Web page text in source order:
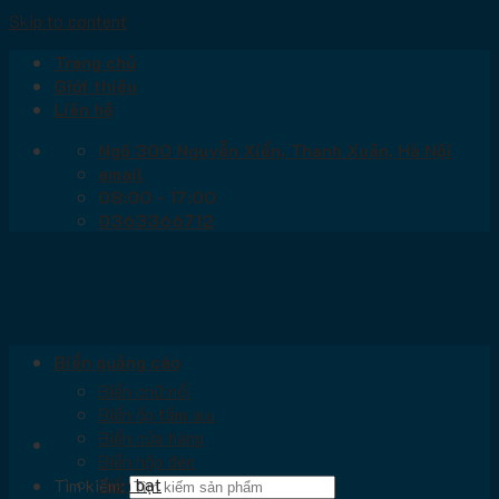
Skip to content
Trang chủ
Giới thiệu
Liên hệ
Ngõ 300 Nguyễn Xiển, Thanh Xuân, Hà Nội
email
08:00 - 17:00
0363366712
Tìm kiếm:
Biển quảng cáo
Biển chữ nổi
Biển ốp tấm alu
Biển cửa hàng
Biển hộp đèn
Biển bạt